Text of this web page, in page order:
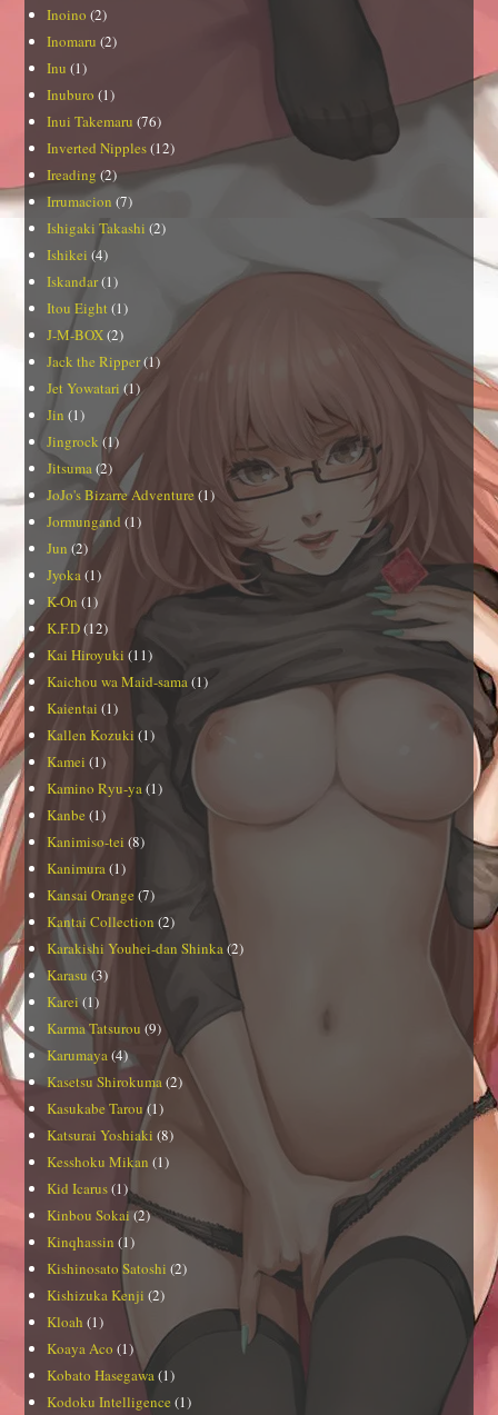
Inoino (2)
Inomaru (2)
Inu (1)
Inuburo (1)
Inui Takemaru (76)
Inverted Nipples(12)
Ireading (2)
Irrumacion (7)
Ishigaki Takashi (2)
Ishikei (4)
Iskandar(1)
Itou Eight (1)
J-M-BOX(2)
Jack the Ripper(1)
Jet Yowatari (1)
Jin (1)
Jingrock (1)
Jitsuma(2)
JoJo's Bizarre Adventure(1)
Jormungand (1)
Jun (2)
Jyoka(1)
K-On (1)
K.F.D(12)
Kai Hiroyuki (11)
Kaichou wa Maid-sama(1)
Kaientai (1)
Kallen Kozuki (1)
Kamei (1)
Kamino Ryu-ya(1)
Kanbe (1)
Kanimiso-tei (8)
Kanimura(1)
Kansai Orange (7)
Kantai Collection (2)
Karakishi Youhei-dan Shinka(2)
Karasu (3)
Karei(1)
Karma Tatsurou (9)
Karumaya(4)
Kasetsu Shirokuma(2)
Kasukabe Tarou(1)
Katsurai Yoshiaki (8)
Kesshoku Mikan (1)
Kid Icarus(1)
Kinbou Sokai(2)
Kinqhassin (1)
Kishinosato Satoshi (2)
Kishizuka Kenji (2)
Kloah (1)
Koaya Aco (1)
Kobato Hasegawa(1)
Kodoku Intelligence (1)